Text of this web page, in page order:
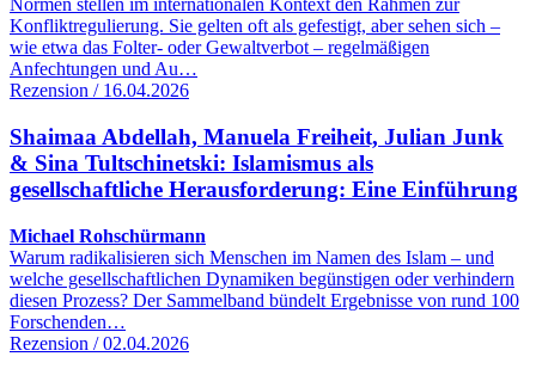
Normen stellen im internationalen Kontext den Rahmen zur
Konfliktregulierung. Sie gelten oft als gefestigt, aber sehen sich –
wie etwa das Folter- oder Gewaltverbot – regelmäßigen
Anfechtungen und Au…
Rezension / 16.04.2026
Shaimaa Abdellah, Manuela Freiheit, Julian Junk
& Sina Tultschinetski: Islamismus als
gesellschaftliche Herausforderung: Eine Einführung
Michael Rohschürmann
Warum radikalisieren sich Menschen im Namen des Islam – und
welche gesellschaftlichen Dynamiken begünstigen oder verhindern
diesen Prozess? Der Sammelband bündelt Ergebnisse von rund 100
Forschenden…
Rezension / 02.04.2026